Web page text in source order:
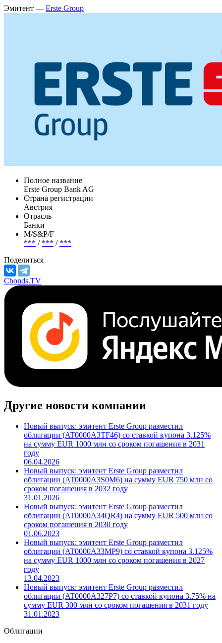
Эмитент — Erste Group
Полное название
Erste Group Bank AG
Страна регистрации
Австрия
Отрасль
Банки
М/S&P/F
*** / *** / ***
Поделиться
Cbonds.TV
Другие новости компании
Новый выпуск: эмитент Erste Group разместил
облигации (AT0000A3TF46) со ставкой купона 3.125%
на сумму EUR 1000 млн со сроком погашения в 2031
году
06.04.2026
Новый выпуск: эмитент Erste Group разместил
облигации (AT0000A3S0M6) на сумму EUR 750 млн со
сроком погашения в 2032 году
31.01.2026
Новый выпуск: эмитент Erste Group разместил
облигации (AT0000A34QR4) на сумму EUR 500 млн со
сроком погашения в 2030 году
01.06.2023
Новый выпуск: эмитент Erste Group разместил
облигации (AT0000A33MP9) со ставкой купона 3.125%
на сумму EUR 1000 млн со сроком погашения в 2027
году
13.04.2023
Новый выпуск: эмитент Erste Group разместил
облигации (AT0000A327P7) со ставкой купона 3.75% на
сумму EUR 300 млн со сроком погашения в 2031 году
31.01.2023
Облигации